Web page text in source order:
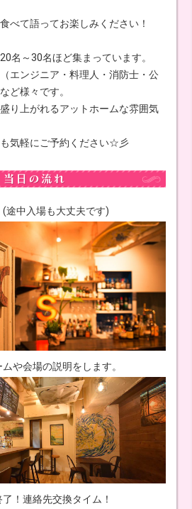
べて語ってお楽しみください！
名～30名ほど集まっています。
エンジニア・料理人・消防士・公
ど様々です。
り上がれるアットホームな雰囲気
気軽にご予約ください☆彡
中入場も大丈夫です)
や会場の説明をします。
！連絡先交換タイム！